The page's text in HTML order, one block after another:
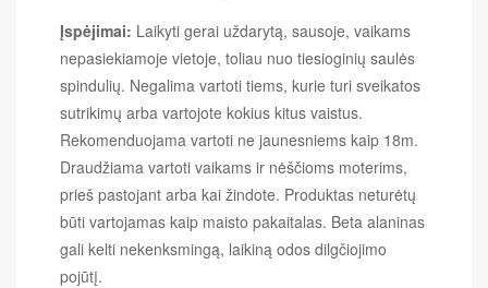
Įspėjimai: Laikyti gerai uždarytą, sausoje, vaikams
nepasiekiamoje vietoje, toliau nuo tiesioginių saulės
spindulių. Negalima vartoti tiems, kurie turi sveikatos
sutrikimų arba vartojote kokius kitus vaistus.
Rekomenduojama vartoti ne jaunesniems kaip 18m.
Draudžiama vartoti vaikams ir nėščioms moterims,
prieš pastojant arba kai žindote. Produktas neturėtų
būti vartojamas kaip maisto pakaitalas. Beta alaninas
gali kelti nekenksmingą, laikiną odos dilgčiojimo
pojūtį.